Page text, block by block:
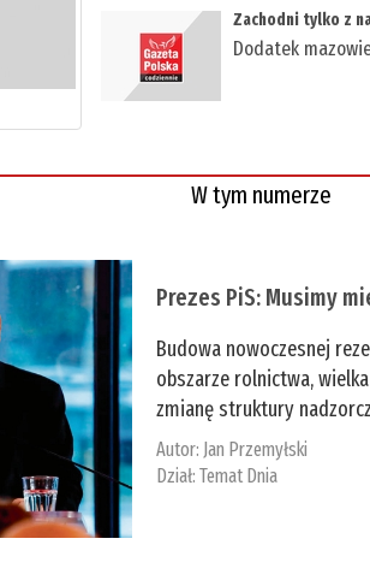
​Zachodni tylko z
Dodatek
W tym numerze
Prezes PiS: Musimy
Budowa nowoczesnej
obszarze rolnictwa,
zmianę struktury
Autor: Jan Przemyłski
Dział:Temat Dnia